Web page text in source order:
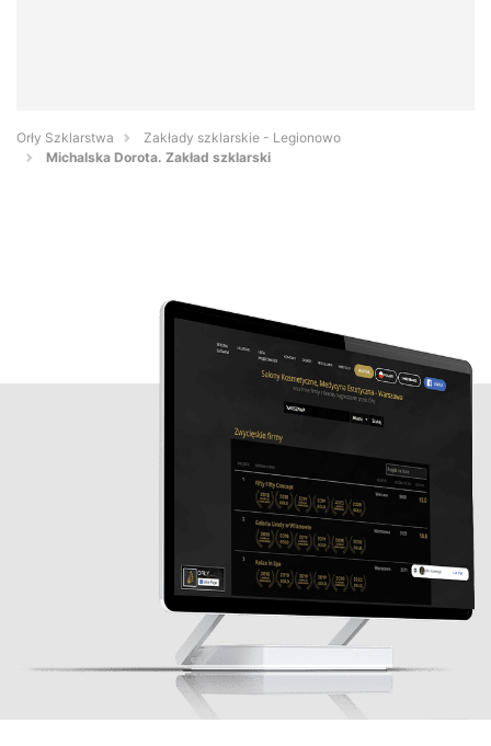
Orły Szklarstwa
Zakłady szklarskie - Legionowo
Michalska Dorota. Zakład szklarski